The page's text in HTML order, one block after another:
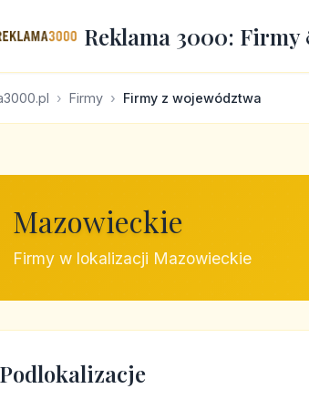
Reklama 3000:
Firmy Firmy z województwa
Mazowieckie
Firmy w lokalizacji Mazowieckie
Podlokalizacje